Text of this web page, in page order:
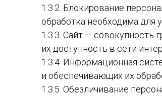
ЗИМА
1.3.2. Блокирование
обработка необходима для
1.3.3. Сайт —
их доступность в сети
1.3.4. Информационная
и обеспечивающих их
1.3.5. Обезличивание